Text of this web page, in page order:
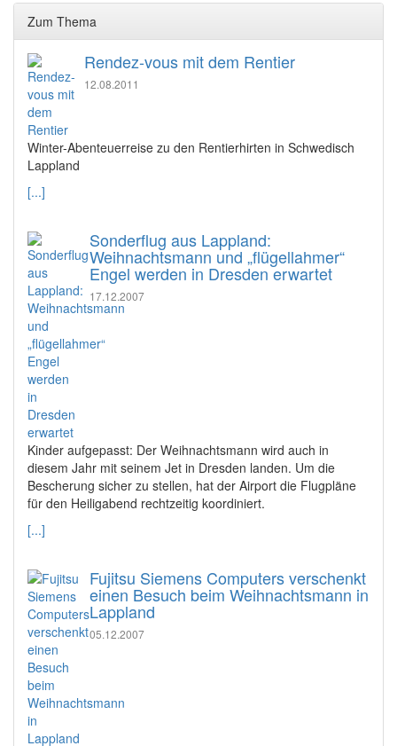
Zum Thema
Rendez-vous mit dem Rentier
12.08.2011
Winter-Abenteuerreise zu den Rentierhirten in Schwedisch
Lappland
[...]
Sonderflug aus Lappland:
Weihnachtsmann und „flügellahmer“
Engel werden in Dresden erwartet
17.12.2007
Kinder aufgepasst: Der Weihnachtsmann wird auch in
diesem Jahr mit seinem Jet in Dresden landen. Um die
Bescherung sicher zu stellen, hat der Airport die Flugpläne
für den Heiligabend rechtzeitig koordiniert.
[...]
Fujitsu Siemens Computers verschenkt
einen Besuch beim Weihnachtsmann in
Lappland
05.12.2007